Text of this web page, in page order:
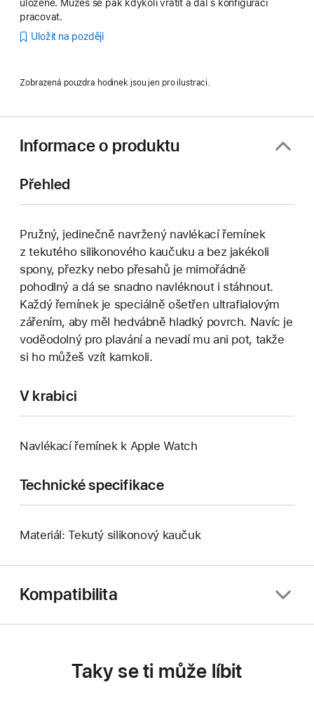
uložené. Můžeš se pak kdykoli vrátit a dál s konfigurací
pracovat.
Uložit na později
Zobrazená pouzdra hodinek jsou jen pro ilustraci.
Informace o produktu
Přehled
Pružný, jedinečně navržený navlékací řemínek
z tekutého silikonového kaučuku a bez jakékoli
spony, přezky nebo přesahů je mimořádně
pohodlný a dá se snadno navléknout i stáhnout.
Každý řemínek je speciálně ošetřen ultrafialovým
zářením, aby měl hedvábně hladký povrch. Navíc je
voděodolný pro plavání a nevadí mu ani pot, takže
si ho můžeš vzít kamkoli.
V krabici
Navlékací řemínek k Apple Watch
Technické specifikace
Materiál: Tekutý silikonový kaučuk
Kompatibilita
Taky se ti může líbit